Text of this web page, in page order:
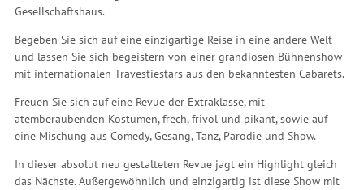
Gesellschaftshaus.
Begeben Sie sich auf eine einzigartige Reise in eine andere Welt
und lassen Sie sich begeistern von einer grandiosen Bühnenshow
mit internationalen Travestiestars aus den bekanntesten Cabarets.
Freuen Sie sich auf eine Revue der Extraklasse, mit
atemberaubenden Kostümen, frech, frivol und pikant, sowie auf
eine Mischung aus Comedy, Gesang, Tanz, Parodie und Show.
In dieser absolut neu gestalteten Revue jagt ein Highlight gleich
das Nächste. Außergewöhnlich und einzigartig ist diese Show mit